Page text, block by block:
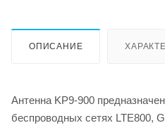
ОПИСАНИЕ
Антенна KP9-900
беспроводных сетях LTE800,